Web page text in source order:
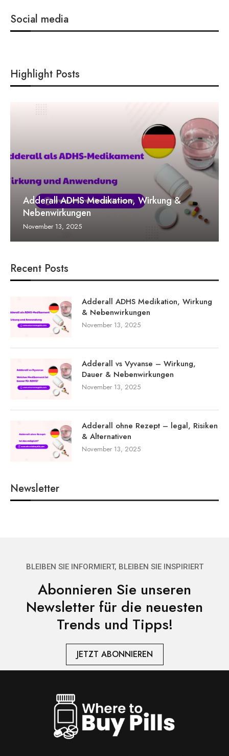
Social media
Highlight Posts
Adderall ADHS Medikation, Wirkung &
Nebenwirkungen
November 13, 2025
Recent Posts
Adderall ADHS Medikation, Wirkung
& Nebenwirkungen
November 13, 2025
Adderall vs Vyvanse – Wirkung,
Dauer & Nebenwirkungen
November 13, 2025
Adderall ohne Rezept – legal, Risiken
& Alternativen
November 13, 2025
Newsletter
BLEIBEN SIE INFORMIERT, BLEIBEN SIE INSPIRIERT
Abonnieren Sie unseren
Newsletter für die neuesten
Trends und Tipps!
JETZT ABONNIEREN